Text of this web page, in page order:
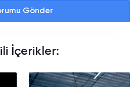
Gönder
İçerikler: